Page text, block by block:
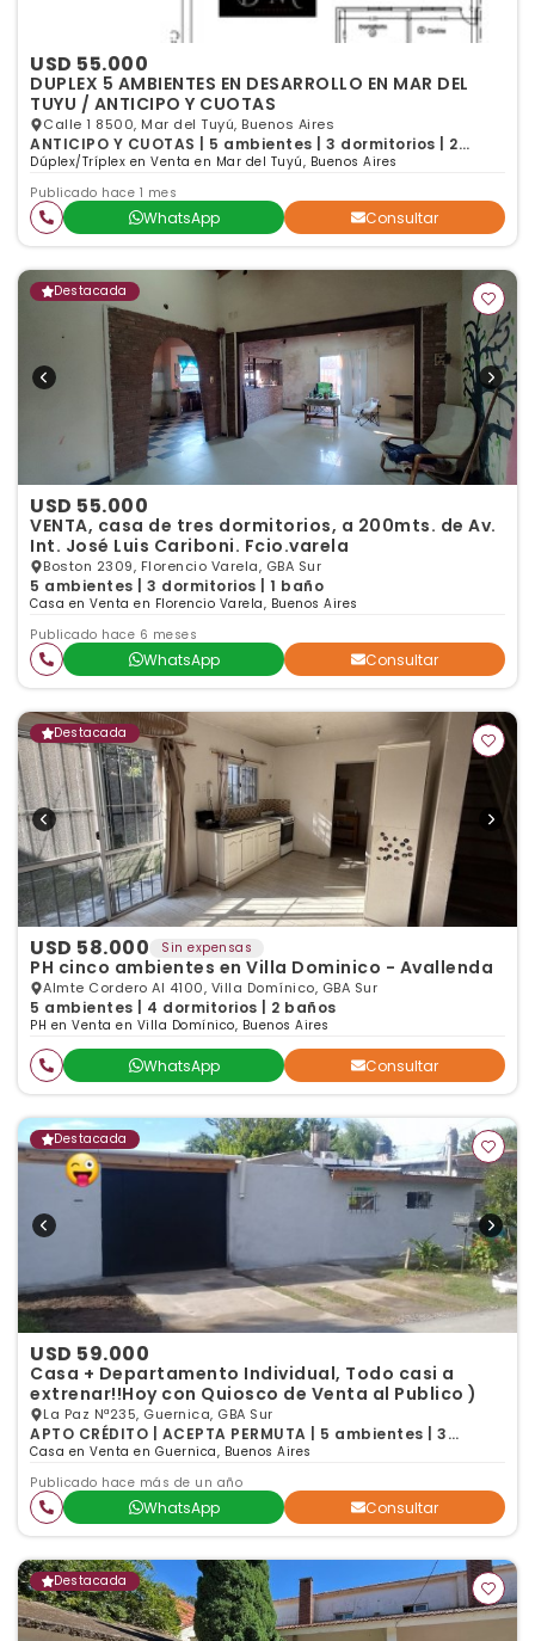
USD 55.000
DUPLEX 5 AMBIENTES EN DESARROLLO EN MAR DEL
TUYU / ANTICIPO Y CUOTAS
Calle 1 8500, Mar del Tuyú, Buenos Aires
ANTICIPO Y CUOTAS | 5 ambientes | 3 dormitorios | 2
baños
Dúplex/Tríplex en Venta en Mar del Tuyú, Buenos Aires
Publicado hace 1 mes
WhatsApp Consultar
Destacada
USD 55.000
VENTA, casa de tres dormitorios, a 200mts. de Av.
Int. José Luis Cariboni. Fcio.varela
Boston 2309, Florencio Varela, GBA Sur
5 ambientes | 3 dormitorios | 1 baño
Casa en Venta en Florencio Varela, Buenos Aires
Publicado hace 6 meses
WhatsApp Consultar
Destacada
USD 58.000 Sin expensas
PH cinco ambientes en Villa Dominico - Avallenda
Almte Cordero Al 4100, Villa Domínico, GBA Sur
5 ambientes | 4 dormitorios | 2 baños
PH en Venta en Villa Domínico, Buenos Aires
WhatsApp Consultar
Destacada
USD 59.000
Casa + Departamento Individual, Todo casi a
extrenar!!Hoy con Quiosco de Venta al Publico )
La Paz Nª235, Guernica, GBA Sur
APTO CRÉDITO | ACEPTA PERMUTA | 5 ambientes | 3
dormitorios | 2 baños
Casa en Venta en Guernica, Buenos Aires
Publicado hace más de un año
WhatsApp Consultar
Destacada